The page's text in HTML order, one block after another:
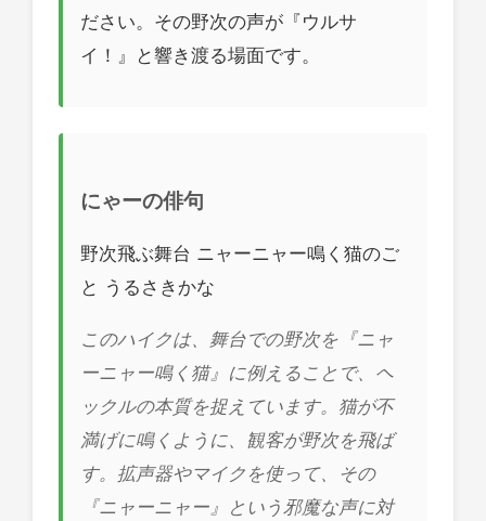
ださい。その野次の声が『ウルサ
イ！』と響き渡る場面です。
にゃーの俳句
野次飛ぶ舞台 ニャーニャー鳴く猫のご
と うるさきかな
このハイクは、舞台での野次を『ニャ
ーニャー鳴く猫』に例えることで、ヘ
ックルの本質を捉えています。猫が不
満げに鳴くように、観客が野次を飛ば
す。拡声器やマイクを使って、その
『ニャーニャー』という邪魔な声に対